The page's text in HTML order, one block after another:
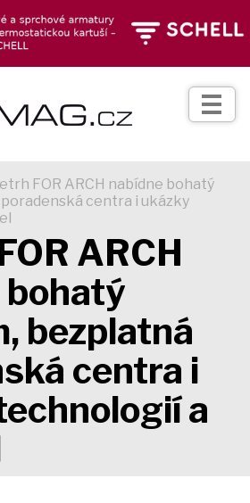
FOR ARCH nabídne bohatý
centra i ukázky
ARCH
bohatý
bezplatná
centra i
a